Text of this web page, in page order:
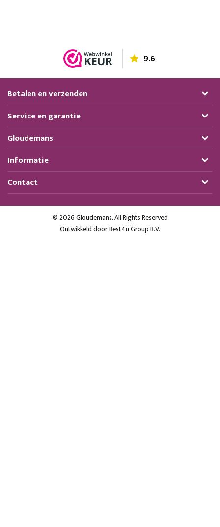
9.6
Betalen en verzenden
Service en garantie
Gloudemans
Informatie
Contact
© 2026 Gloudemans. All Rights Reserved
Ontwikkeld doorBest4u Group B.V.